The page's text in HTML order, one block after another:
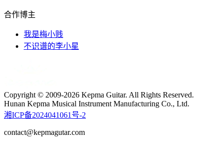
合作博主
我是梅小贱
不识谱的李小星
Copyright © 2009-2026 Kepma Guitar. All Rights Reserved.
Hunan Kepma Musical Instrument Manufacturing Co., Ltd.
湘ICP备2024041061号-2
contact@kepmagutar.com